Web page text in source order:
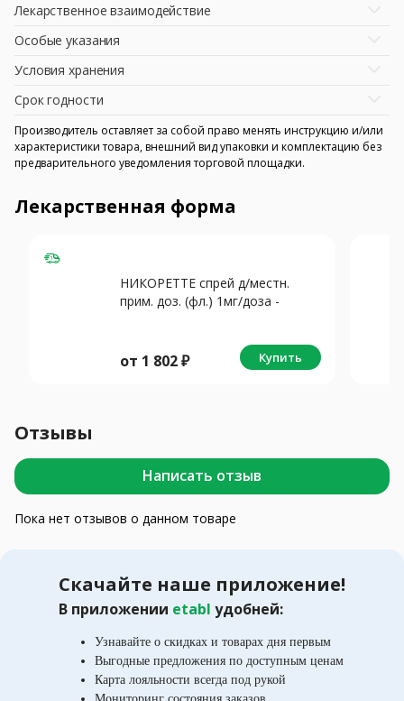
Лекарственное взаимодействие
Особые указания
Условия хранения
Срок годности
Производитель оставляет за собой право менять инструкцию и/или
характеристики товара, внешний вид упаковки и комплектацию без
предварительного уведомления торговой площадки.
Лекарственная форма
НИКОРЕТТЕ спрей д/местн.
прим. доз. (фл.) 1мг/доза -
от 1 802₽ Купить
Отзывы
Написать отзыв
Пока нет отзывов о данном товаре
Скачайте наше приложение!
В приложении etabl удобней:
Узнавайте о скидках и товарах дня первым
Выгодные предложения по доступным ценам
Карта лояльности всегда под рукой